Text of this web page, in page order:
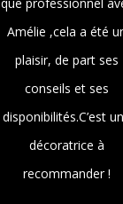
Amélie ,cela a été
plaisir, de part ses
conseils et ses
disponibilités.C’est
décoratrice à
recommander !